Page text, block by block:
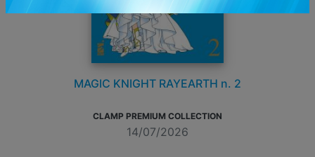
MAGIC KNIGHT RAYEARTH n. 2
CLAMP PREMIUM COLLECTION
14/07/2026